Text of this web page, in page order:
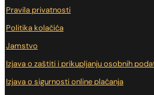
Pravila privatnosti
Politika kolačića
Jamstvo
Izjava o zaštiti i prikupljanju osobnih
Izjava o sigurnosti online plaćanja